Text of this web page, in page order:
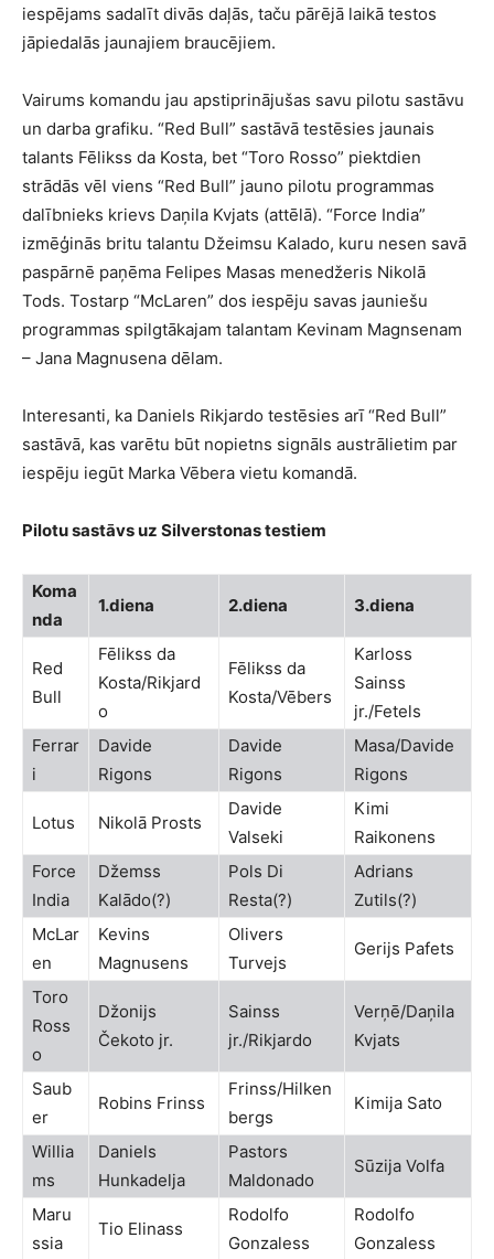
iespējams sadalīt divās daļās, taču pārējā laikā testos
jāpiedalās jaunajiem braucējiem.
Vairums komandu jau apstiprinājušas savu pilotu sastāvu
un darba grafiku. “Red Bull” sastāvā testēsies jaunais
talants Fēlikss da Kosta, bet “Toro Rosso” piektdien
strādās vēl viens “Red Bull” jauno pilotu programmas
dalībnieks krievs Daņila Kvjats (attēlā). “Force India”
izmēģinās britu talantu Džeimsu Kalado, kuru nesen savā
paspārnē paņēma Felipes Masas menedžeris Nikolā
Tods. Tostarp “McLaren” dos iespēju savas jauniešu
programmas spilgtākajam talantam Kevinam Magnsenam
– Jana Magnusena dēlam.
Interesanti, ka Daniels Rikjardo testēsies arī “Red Bull”
sastāvā, kas varētu būt nopietns signāls austrālietim par
iespēju iegūt Marka Vēbera vietu komandā.
Pilotu sastāvs uz Silverstonas testiem
Koma
nda
1.diena 2.diena 3.diena
Red
Bull
Fēlikss da
Kosta/Rikjard
o
Fēlikss da
Kosta/Vēbers
Karloss
Sainss
jr./Fetels
Ferrar
i
Davide
Rigons
Davide
Rigons
Masa/Davide
Rigons
Lotus Nikolā Prosts
Davide
Valseki
Kimi
Raikonens
Force
India
Džemss
Kalādo(?)
Pols Di
Resta(?)
Adrians
Zutils(?)
McLar
en
Kevins
Magnusens
Olivers
Turvejs
Gerijs Pafets
Toro
Ross
o
Džonijs
Čekoto jr.
Sainss
jr./Rikjardo
Verņē/Daņila
Kvjats
Saub
er
Robins Frinss
Frinss/Hilken
bergs
Kimija Sato
Willia
ms
Daniels
Hunkadelja
Pastors
Maldonado
Sūzija Volfa
Maru
ssia
Tio Elinass
Rodolfo
Gonzaless
Rodolfo
Gonzaless